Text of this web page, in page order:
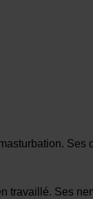
Ses
travaillé. Ses